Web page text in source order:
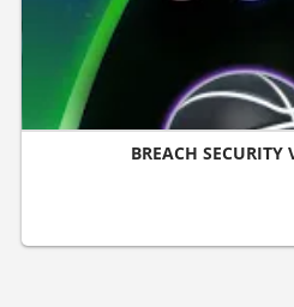
BREACH SECURITY